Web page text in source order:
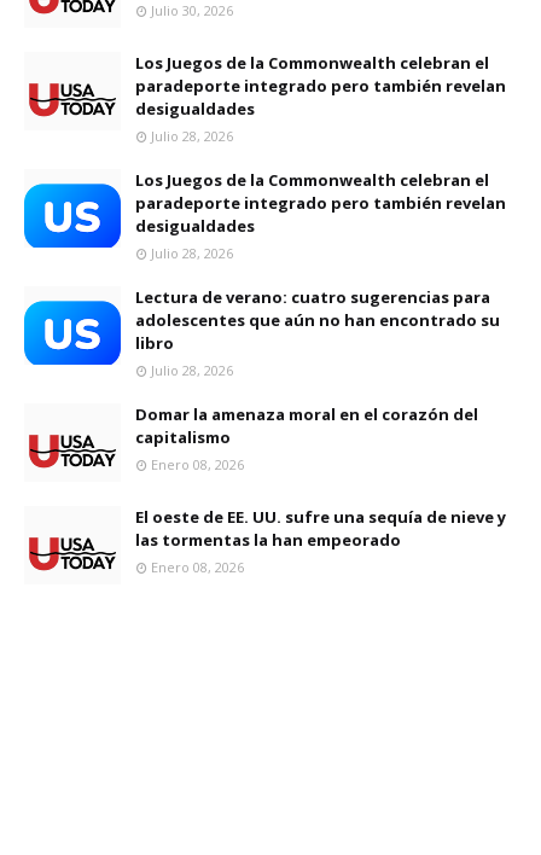
Julio 30, 2026
Los Juegos de la Commonwealth celebran el
paradeporte integrado pero también revelan
desigualdades
Julio 28, 2026
Los Juegos de la Commonwealth celebran el
paradeporte integrado pero también revelan
desigualdades
Julio 28, 2026
Lectura de verano: cuatro sugerencias para
adolescentes que aún no han encontrado su
libro
Julio 28, 2026
Domar la amenaza moral en el corazón del
capitalismo
Enero 08, 2026
El oeste de EE. UU. sufre una sequía de nieve y
las tormentas la han empeorado
Enero 08, 2026